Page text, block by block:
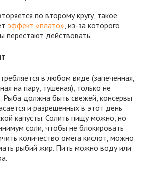
по второму кругу, такое
эффект «плато», из-за которого
перестают действовать.
в любом виде (запеченная,
на пару, тушеная), только не
Рыба должна быть свежей, консервы
и разрешенных в этот день
капусты. Солить пищу можно, но
соли, чтобы не блокировать
количество омега кислот, можно
рыбий жир. Пить можно воду или